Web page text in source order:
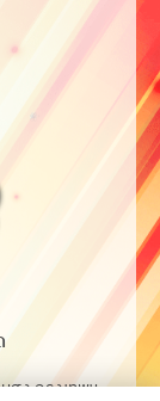
สูง กรุงเทพฯ